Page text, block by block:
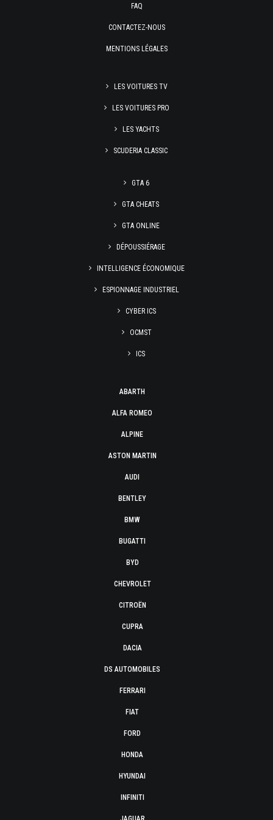
FAQ
CONTACTEZ-NOUS
MENTIONS LÉGALES
LES VOITURES TV
LES VOITURES PRO
LES YACHTS
SCUDERIA CLASSIC
GTA 6
GTA CHEATS
GTA ONLINE
DÉPOUSSIÉRAGE
INTELLIGENCE ÉCONOMIQUE
ESPIONNAGE INDUSTRIEL
CYBER ICS
OCMST
ICS
ABARTH
ALFA ROMEO
ALPINE
ASTON MARTIN
AUDI
BENTLEY
BMW
BUGATTI
BYD
CHEVROLET
CITROËN
CUPRA
DACIA
DS AUTOMOBILES
FERRARI
FIAT
FORD
HONDA
HYUNDAI
INFINITI